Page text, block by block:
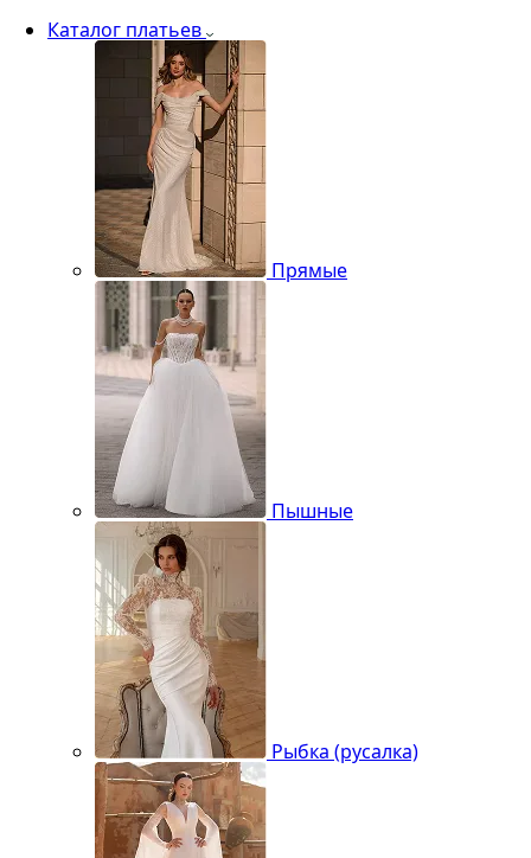
Каталог платьев
Прямые
Пышные
Рыбка (русалка)